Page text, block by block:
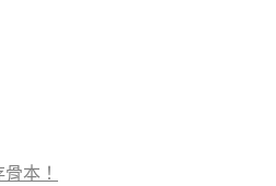
本！